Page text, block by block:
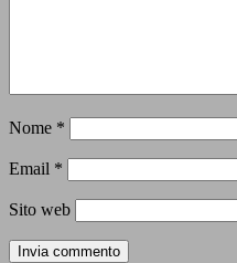
Nome *
Email *
Sito web